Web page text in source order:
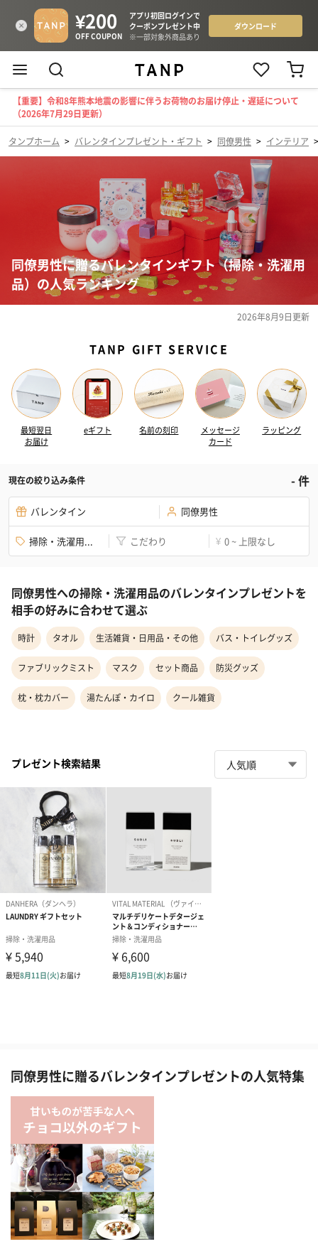
【重要】令和8年熊本地震の影響に伴うお荷物のお届け停止・遅延について
（2026年7月29日更新）
タンプホーム > バレンタインプレゼント・ギフト > 同僚男性 > インテリア
同僚男性に贈るバレンタインギフト（掃除・洗濯用
品）の人気ランキング
2026年8月9日更新
TANP GIFT SERVICE
最短翌日
お届け
eギフト 名前の刻印
メッセージ
カード
ラッピング
現在の絞り込み条件 -件
バレンタイン 同僚男性
掃除・洗濯用... こだわり ¥ 0 ~ 上限なし
同僚男性への掃除・洗濯用品のバレンタインプレゼントを
相手の好みに合わせて選ぶ
時計 タオル 生活雑貨・日用品・その他 バス・トイレグッズ
ファブリックミスト マスク セット商品 防災グッズ
枕・枕カバー 湯たんぽ・カイロ クール雑貨
プレゼント検索結果
同僚男性に贈るバレンタインプレゼントの人気特集